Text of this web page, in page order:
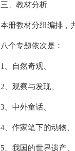
三、教材分析
本册教材分组编排，
八个专题依次是：
1、自然奇观、
2、观察与发现、
3、中外童话、
4、作家笔下的动物、
5、我国的世界遗产、